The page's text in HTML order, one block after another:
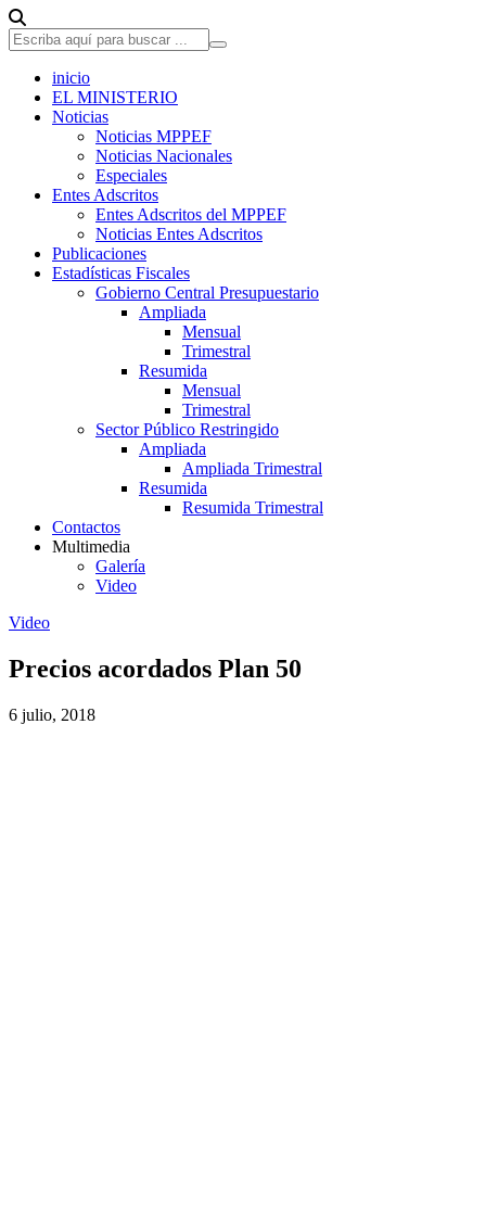
inicio
EL MINISTERIO
Noticias
Noticias MPPEF
Noticias Nacionales
Especiales
Entes Adscritos
Entes Adscritos del MPPEF
Noticias Entes Adscritos
Publicaciones
Estadísticas Fiscales
Gobierno Central Presupuestario
Ampliada
Mensual
Trimestral
Resumida
Mensual
Trimestral
Sector Público Restringido
Ampliada
Ampliada Trimestral
Resumida
Resumida Trimestral
Contactos
Multimedia
Galería
Video
Video
Precios acordados Plan 50
6 julio, 2018